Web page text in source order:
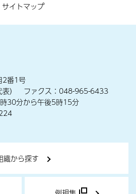
サイトマップ
2番1号
表） ファクス：048-965-6433
30分から午後5時15分
織から探す